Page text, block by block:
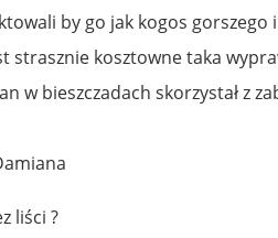
by go jak kogos gorszego
strasznie kosztowne taka
w bieszczadach skorzystał z
liści ?